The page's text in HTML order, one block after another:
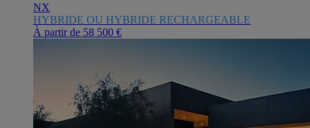
NX
HYBRIDE OU HYBRIDE RECHARGEABLE
À partir de 58 500 €